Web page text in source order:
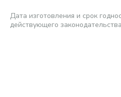
Дата изготовления и срок
действующего